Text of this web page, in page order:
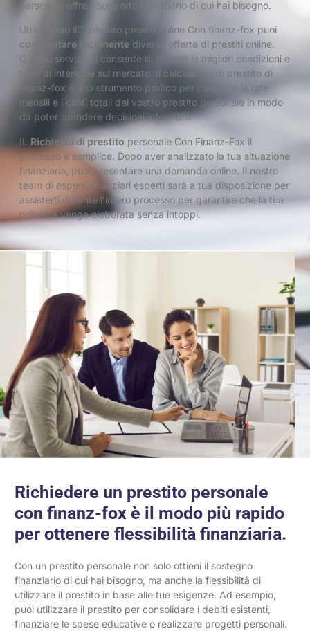
personale offre il supporto finanziario di cui hai bisogno.
Utilizzando ilConfronto prestiti online Con finanz-fox puoi
confrontare facilmente diverse offerte di prestiti online.
Questo servizio ti consente di trovare le migliori condizioni e
tassi di interesse sul mercato. Il calcolatore di prestito di
finanz-fox è uno strumento pratico per calcolare le rate
mensili e i costi totali del vostro prestito personale in modo
da poter prendere decisioni informate.
IL Richiesta di prestito personale Con Finanz-Fox il
processo è semplice. Dopo aver analizzato la tua situazione
finanziaria, puoi presentare una domanda online. Il nostro
team di esperti finanziari esperti sarà a tua disposizione per
assisterti durante l’intero processo per garantire che la tua
richiesta venga elaborata senza intoppi.
Richiedere un prestito personale
con finanz-fox è il modo più rapido
per ottenere flessibilità finanziaria.
Con un prestito personale non solo ottieni il sostegno
finanziario di cui hai bisogno, ma anche la flessibilità di
utilizzare il prestito in base alle tue esigenze. Ad esempio,
puoi utilizzare il prestito per consolidare i debiti esistenti,
finanziare le spese educative o realizzare progetti personali.